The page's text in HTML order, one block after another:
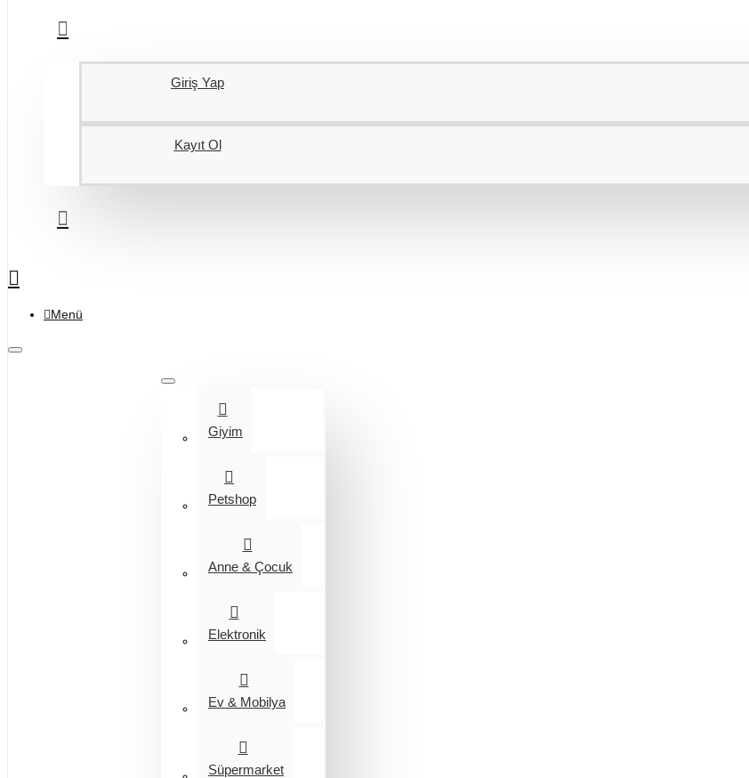
Giriş Yap
Kayıt Ol
Menü
Giyim
Petshop
Anne & Çocuk
Elektronik
Ev & Mobilya
Süpermarket